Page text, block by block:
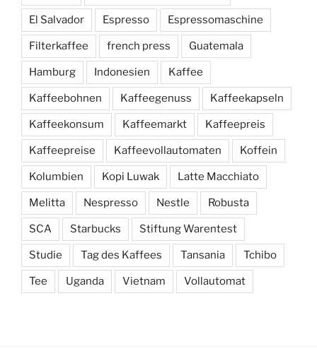
El Salvador Espresso Espressomaschine
Filterkaffee french press Guatemala
Hamburg Indonesien Kaffee
Kaffeebohnen Kaffeegenuss Kaffeekapseln
Kaffeekonsum Kaffeemarkt Kaffeepreis
Kaffeepreise Kaffeevollautomaten Koffein
Kolumbien Kopi Luwak Latte Macchiato
Melitta Nespresso Nestle Robusta
SCA Starbucks Stiftung Warentest
Studie Tag des Kaffees Tansania Tchibo
Tee Uganda Vietnam Vollautomat